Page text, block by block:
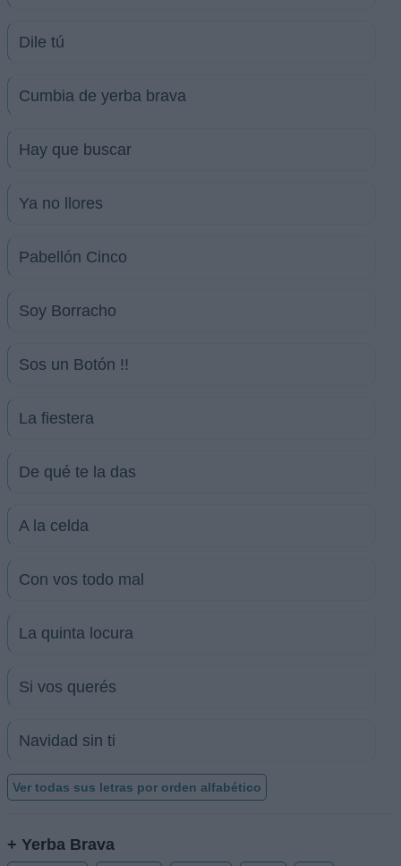
Dile tú
Cumbia de yerba brava
Hay que buscar
Ya no llores
Pabellón Cinco
Soy Borracho
Sos un Botón !!
La fiestera
De qué te la das
A la celda
Con vos todo mal
La quinta locura
Si vos querés
Navidad sin ti
Ver todas sus letras por orden alfabético
+ Yerba Brava